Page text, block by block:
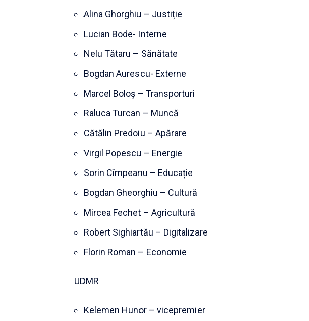
Alina Ghorghiu – Justiție
Lucian Bode- Interne
Nelu Tătaru – Sănătate
Bogdan Aurescu- Externe
Marcel Boloș – Transporturi
Raluca Turcan – Muncă
Cătălin Predoiu – Apărare
Virgil Popescu – Energie
Sorin Cîmpeanu – Educație
Bogdan Gheorghiu – Cultură
Mircea Fechet – Agricultură
Robert Sighiartău – Digitalizare
Florin Roman – Economie
UDMR
Kelemen Hunor – vicepremier